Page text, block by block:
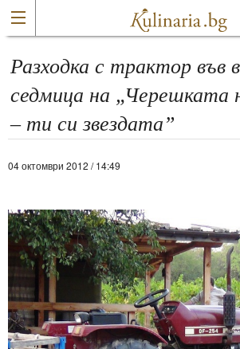
Разходка с трактор във
седмица на
– ти си звездата”
04 октомври 2012 / 14:49